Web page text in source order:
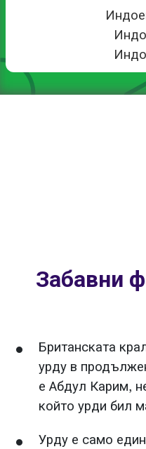
Забавни
Британската
урду в
е Абдул Карим,
който урди бил
Урду е само